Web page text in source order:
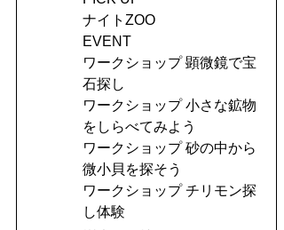
ナイトZOO
EVENT
ワークショップ 顕微鏡で宝
石探し
ワークショップ 小さな鉱物
をしらべてみよう
ワークショップ 砂の中から
微小貝を探そう
ワークショップ チリモン探
し体験